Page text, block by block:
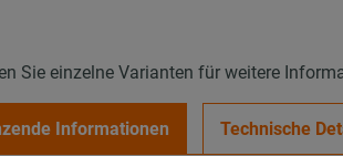
Sie einzelne Varianten für weitere
Informationen Technische